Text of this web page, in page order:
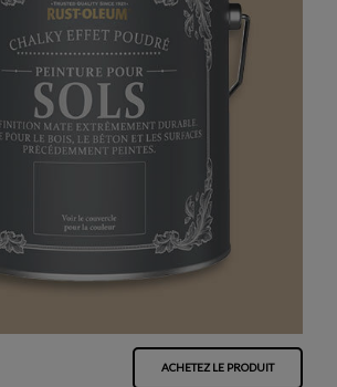
ACHETEZ LE PRODUIT